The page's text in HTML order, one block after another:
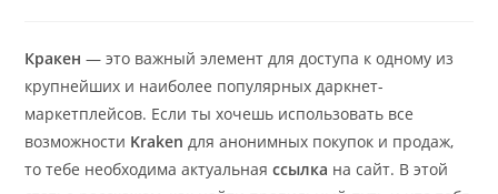
Кракен — это важный элемент для доступа к одному из
крупнейших и наиболее популярных даркнет-
маркетплейсов. Если ты хочешь использовать все
возможности Kraken для анонимных покупок и продаж,
то тебе необходима актуальнаяссылка на сайт. В этой